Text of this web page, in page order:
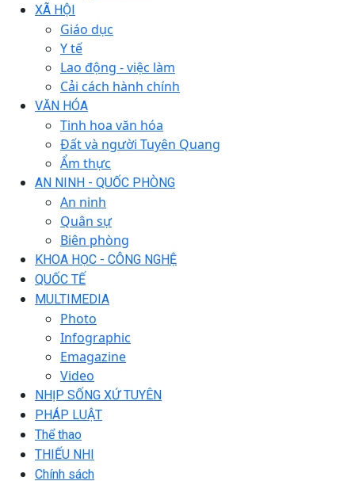
XÃ HỘI
Giáo dục
Y tế
Lao động - việc làm
Cải cách hành chính
VĂN HÓA
Tinh hoa văn hóa
Đất và người Tuyên Quang
Ẩm thực
AN NINH - QUỐC PHÒNG
An ninh
Quân sự
Biên phòng
KHOA HỌC - CÔNG NGHỆ
QUỐC TẾ
MULTIMEDIA
Photo
Infographic
Emagazine
Video
NHỊP SỐNG XỨ TUYÊN
PHÁP LUẬT
Thể thao
THIẾU NHI
Chính sách